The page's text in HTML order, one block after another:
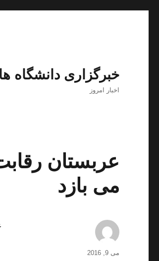
خبرگزاری دانشگاه
اخبار امروز
عربستان
می بازد
نویسنده
ارسال
می 9, 2016